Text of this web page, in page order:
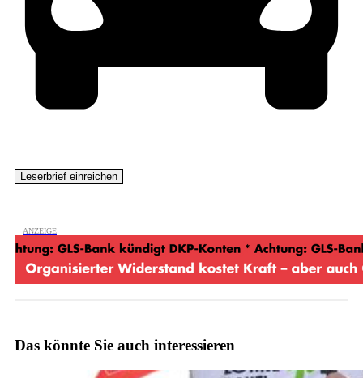
Das könnte Sie auch interessieren